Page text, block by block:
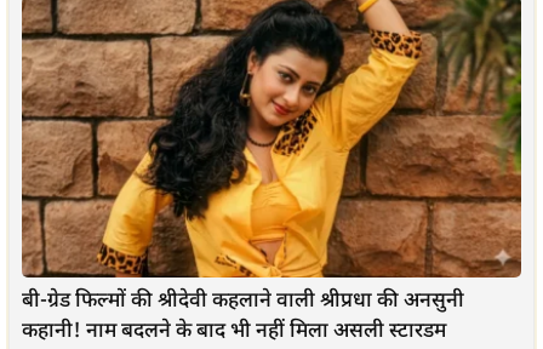
बी-ग्रेड फिल्मों की श्रीदेवी कहलाने वाली श्रीप्रधा की अनसुनी
कहानी! नाम बदलने के बाद भी नहीं मिला असली स्टारडम